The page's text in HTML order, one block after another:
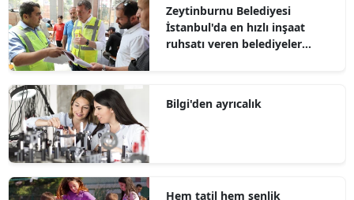
Zeytinburnu Belediyesi
İstanbul'da en hızlı inşaat
ruhsatı veren belediyeler
Bilgi'den ayrıcalık
Hem tatil hem şenlik